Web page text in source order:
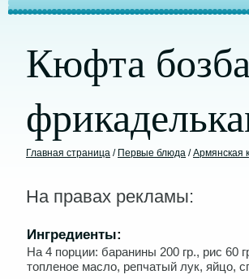
Кюфта
Главная страница / Первые блюда /Армянская
На правах рекламы:
Ингредиенты:
На 4 порции: баранины 200 гр., рис 60
топленое масло, репчатый лук, яйцо,